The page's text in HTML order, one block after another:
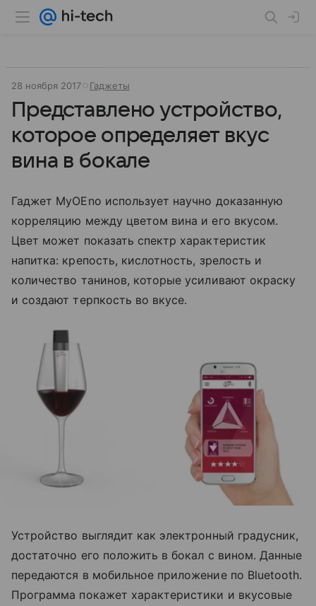
28 ноября 2017 Гаджеты
Представлено устройство,
которое определяет вкус
вина в бокале
Гаджет MyOEno использует научно доказанную
корреляцию между цветом вина и его вкусом.
Цвет может показать спектр характеристик
напитка: крепость, кислотность, зрелость и
количество танинов, которые усиливают окраску
и создают терпкость во вкусе.
Устройство выглядит как электронный градусник,
достаточно его положить в бокал с вином. Данные
передаются в мобильное приложение по Bluetooth.
Программа покажет характеристики и вкусовые